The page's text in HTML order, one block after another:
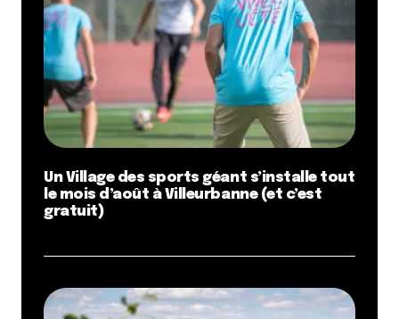
Un Village des sports géant s’installe tout
le mois d’août à Villeurbanne (et c’est
gratuit)